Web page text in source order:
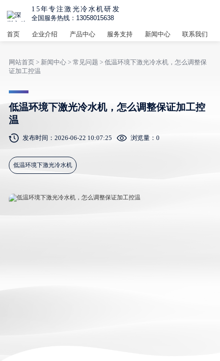
15年专注激光冷水机研发
全国服务热线：13058015638
首页 企业介绍 产品中心 服务支持 新闻中心 联系我们
网站首页> 新闻中心> 常见问题 > 低温环境下激光冷水机，怎么调整保
证加工控温
低温环境下激光冷水机，怎么调整保证加工控
温
发布时间：2026-06-22 10:07:25 浏览量： 0
低温环境下激光冷水机